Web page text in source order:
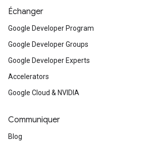
Échanger
Google Developer Program
Google Developer Groups
Google Developer Experts
Accelerators
Google Cloud & NVIDIA
Communiquer
Blog